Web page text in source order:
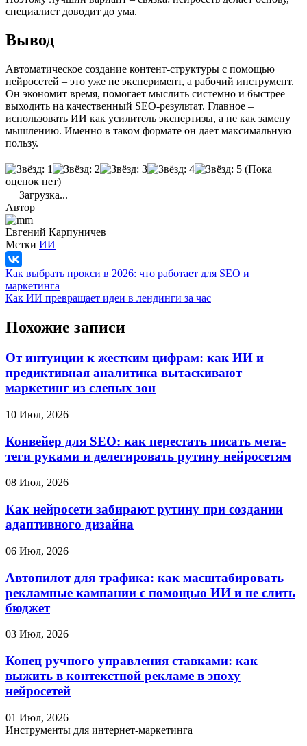
специалист доводит до ума.
Вывод
Автоматическое создание контент-структуры с помощью
нейросетей – это уже не эксперимент, а рабочий инструмент.
Он экономит время, помогает мыслить системно и быстрее
выходить на качественный SEO-результат. Главное –
использовать ИИ как усилитель экспертизы, а не как замену
мышлению. Именно в таком формате он дает максимальную
пользу.
(Пока
оценок нет)
Загрузка...
Автор
Евгений Карпуничев
Метки ИИ
Как выбрать прокси в 2026: что работает для SEO и
маркетинга
Как ИИ превращает идеи в лендинги за час
Похожие записи
От интуиции к жестким цифрам: как ИИ и
предиктивная аналитика вытаскивают
маркетинг из слепых зон
10 Июл, 2026
Конвейер для SEO: как перестать писать мета-
теги руками и делегировать рутину нейросетям
08 Июл, 2026
Как нейросети забирают рутину при создании
адаптивного дизайна
06 Июл, 2026
Автопилот для трафика: как масштабировать
рекламные кампании с помощью ИИ и не слить
бюджет
03 Июл, 2026
Конец ручного управления ставками: как
выжить в контекстной рекламе в эпоху
нейросетей
01 Июл, 2026
Инструменты для интернет-маркетинга